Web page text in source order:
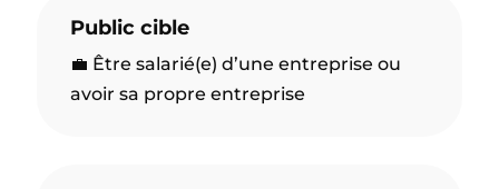
Public cible
💼 Être salarié(e) d’une entreprise ou
avoir sa propre entreprise